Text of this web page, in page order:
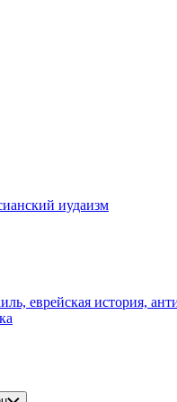
иудаизм
еврейская история,